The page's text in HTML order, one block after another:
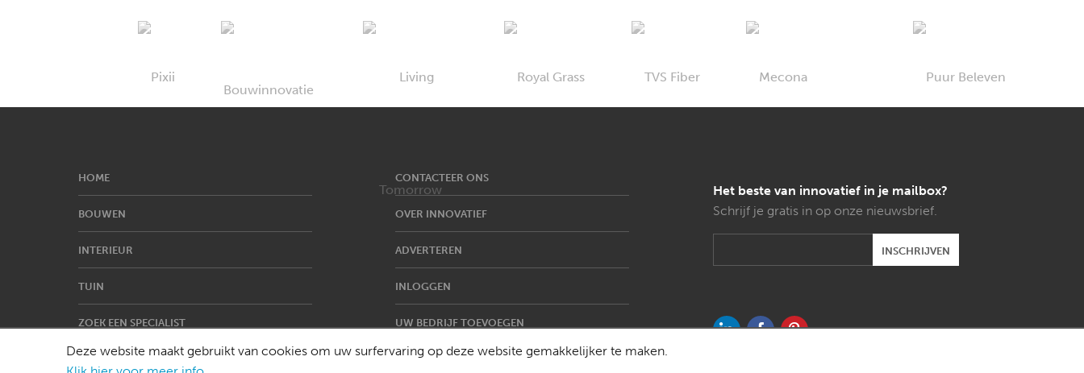
HOME
BOUWEN
INTERIEUR
TUIN
ZOEK EEN SPECIALIST
CONTACTEER ONS
OVER INNOVATIEF
ADVERTEREN
INLOGGEN
UW BEDRIJF TOEVOEGEN
Het beste van innovatief in je mailbox?
Schrijf je gratis in op onze nieuwsbrief.
Deze website maakt gebruikt van cookies om uw surfervaring op deze website gemakkelijker te maken.